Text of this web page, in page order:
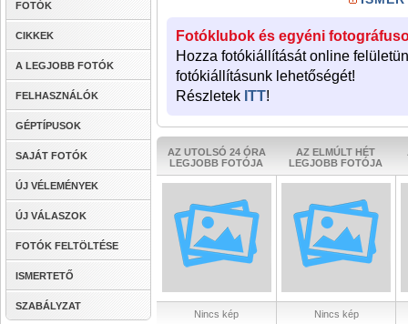
FOTÓK
CIKKEK
A LEGJOBB FOTÓK
FELHASZNÁLÓK
GÉPTÍPUSOK
SAJÁT FOTÓK
ÚJ VÉLEMÉNYEK
ÚJ VÁLASZOK
FOTÓK FELTÖLTÉSE
ISMERTETŐ
SZABÁLYZAT
Fotóklubok és egyéni
Hozza fotókiállítását online
fotókiállításunk lehetőségét!
Részletek ITT!
AZ UTOLSÓ 24 ÓRA
LEGJOBB FOTÓJA
AZ ELMÚLT HÉT
LEGJOBB FOTÓJA
Nincs kép Nincs kép